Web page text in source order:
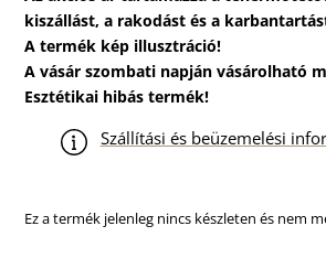
kiszállást, a rakodást és a
A termék kép illusztráció!
A vásár szombati napján vásárolható
Esztétikai hibás termék!
Szállítási és beüzemelési
Ez a termék jelenleg nincs készleten és nem